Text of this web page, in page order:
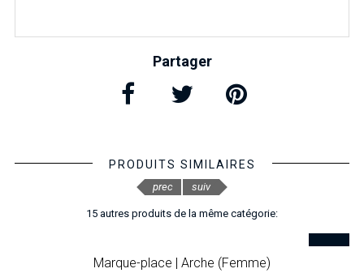
Partager
PRODUITS SIMILAIRES
15 autres produits de la même catégorie:
Marque-place | Arche (Femme)
prec suiv